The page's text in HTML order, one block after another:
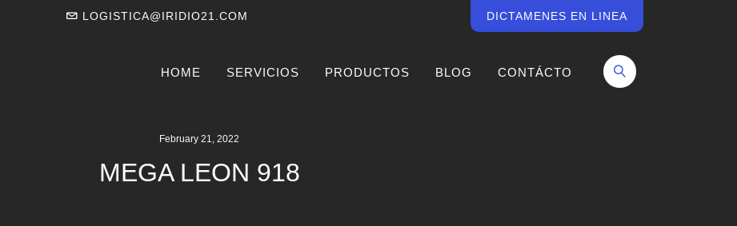
LOGISTICA@IRIDIO21.COM DICTAMENES EN LINEA
HOME SERVICIOS PRODUCTOS BLOG CONTÁCTO
February 21, 2022
MEGA LEON 918